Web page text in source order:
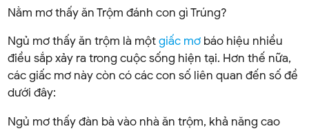
Nằm mơ thấy ăn Trộm đánh con gì Trúng?
Ngủ mơ thấy ăn trộm là mộtgiấc mơbáo hiệu nhiều
điều sắp xảy ra trong cuộc sống hiện tại. Hơn thế nữa,
các giấc mơ này còn có các con số liên quan đến số đề
dưới đây:
Ngủ mơ thấy đàn bà vào nhà ăn trộm, khả năng cao